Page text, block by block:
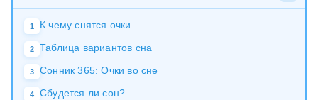
1 К чему снятся очки
2 Таблица вариантов сна
3 Сонник 365: Очки во сне
4 Сбудется ли сон?